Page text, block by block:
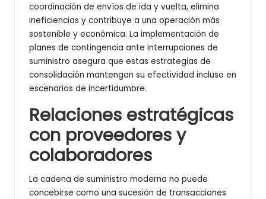
coordinación de envíos de ida y vuelta, elimina
ineficiencias y contribuye a una operación más
sostenible y económica. La implementación de
planes de contingencia ante interrupciones de
suministro asegura que estas estrategias de
consolidación mantengan su efectividad incluso en
escenarios de incertidumbre.
Relaciones estratégicas
con proveedores y
colaboradores
La cadena de suministro moderna no puede
concebirse como una sucesión de transacciones